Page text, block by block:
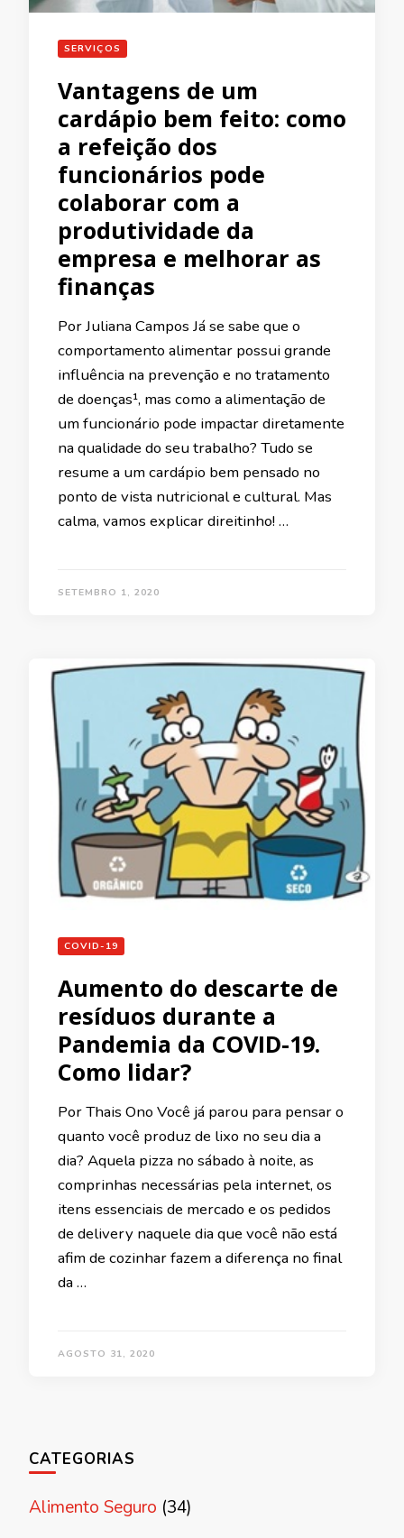
SERVIÇOS
Vantagens de um
cardápio bem feito: como
a refeição dos
funcionários pode
colaborar com a
produtividade da
empresa e melhorar as
finanças
Por Juliana Campos Já se sabe que o
comportamento alimentar possui grande
influência na prevenção e no tratamento
de doenças¹, mas como a alimentação de
um funcionário pode impactar diretamente
na qualidade do seu trabalho? Tudo se
resume a um cardápio bem pensado no
ponto de vista nutricional e cultural. Mas
calma, vamos explicar direitinho! …
SETEMBRO 1, 2020
COVID-19
Aumento do descarte de
resíduos durante a
Pandemia da COVID-19.
Como lidar?
Por Thais Ono Você já parou para pensar o
quanto você produz de lixo no seu dia a
dia? Aquela pizza no sábado à noite, as
comprinhas necessárias pela internet, os
itens essenciais de mercado e os pedidos
de delivery naquele dia que você não está
afim de cozinhar fazem a diferença no final
da …
AGOSTO 31, 2020
CATEGORIAS
Alimento Seguro (34)